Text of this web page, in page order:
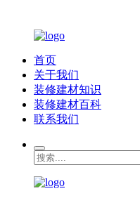
首页
关于我们
装修建材知识
装修建材百科
联系我们